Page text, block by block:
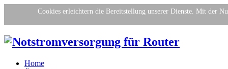
Cookies erleichtern die Bereitstellung unserer Dienste. Mit der
Home